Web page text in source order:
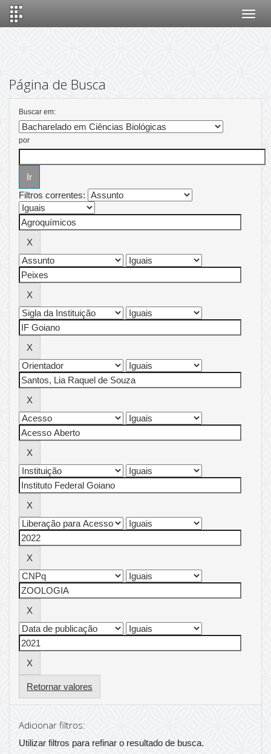
Página de Busca
Buscar em:
por
Filtros correntes:
Retornar valores
Adicionar filtros:
Utilizar filtros para refinar o resultado de busca.